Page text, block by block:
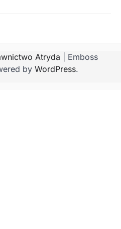
Atryda | Emboss
by WordPress.